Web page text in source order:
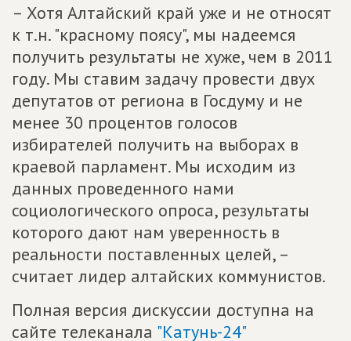
– Хотя Алтайский край уже и не относят
к т.н. "красному поясу", мы надеемся
получить результаты не хуже, чем в 2011
году. Мы ставим задачу провести двух
депутатов от региона в Госдуму и не
менее 30 процентов голосов
избирателей получить на выборах в
краевой парламент. Мы исходим из
данных проведенного нами
социологического опроса, результаты
которого дают нам уверенность в
реальности поставленных целей, –
считает лидер алтайских коммунистов.
Полная версия дискуссии доступна на
сайте телеканала "Катунь-24"